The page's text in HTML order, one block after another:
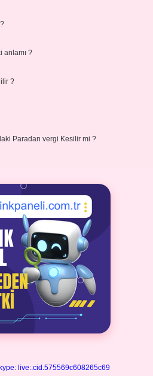
anlamı ?
?
Paradan vergi Kesilir mi ?
live:.cid.575569c608265c69